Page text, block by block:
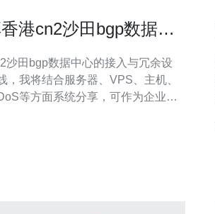
港cn2沙田bgp数据中
沙田bgp数据中心的接入与冗余设
，我将结合服务器、VPS、主机、
等方面系统分享，可作为企业或
入、优质的国内回程链路和低时延